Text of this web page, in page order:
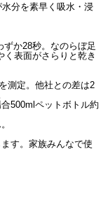
分を素早く吸水・浸
か28秒。なのらぼ足
表面がさらりと乾き
測定。他社との差は2
500mlペットボトル約
す。家族みんなで使